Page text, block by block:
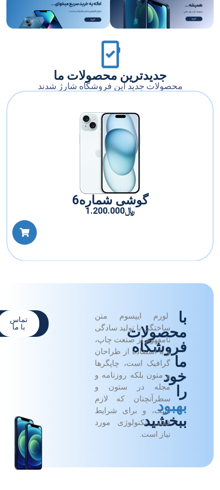
جدیدترین محصولات ما
محصولات جدید این فروشگاه شارژ شدند
گوشی شماره6
﷼1.200.000
محصولات
فروشگاه
خود
بهبود
ببخشید
لورم ایپسوم متن
ساختگی با تولید سادگی
نامفهوم از صنعت چاپ،
و با استفاده از طراحان
گرافیک است، چاپگرها
و متون بلکه روزنامه و
مجله در ستون و
سطرآنچنان که لازم
است، و برای شرایط
فعلی تکنولوژی مورد
نیاز است.
مشاهده
محصولات
تماس